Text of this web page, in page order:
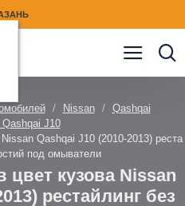
Nissan
Qashqai
Qashqai J10
Qashqai J10 (2010-2013) реста
под омыватели
кузова Nissan
рестайлинг без